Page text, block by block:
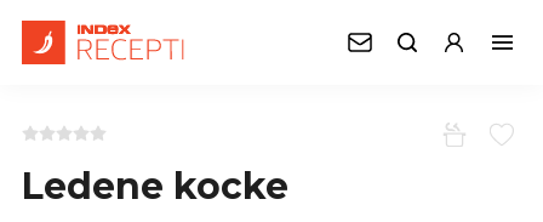
Ledene kocke